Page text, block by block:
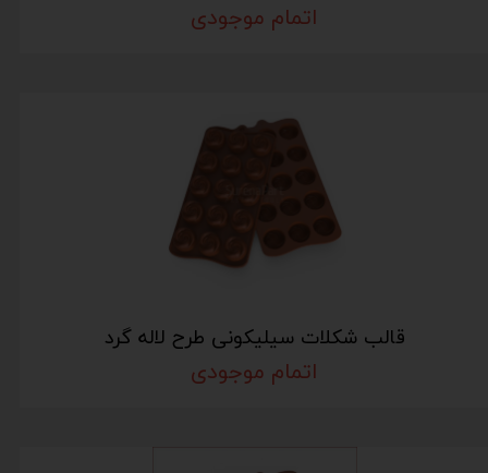
اتمام موجودی
قالب شکلات سیلیکونی طرح لاله گرد
اتمام موجودی